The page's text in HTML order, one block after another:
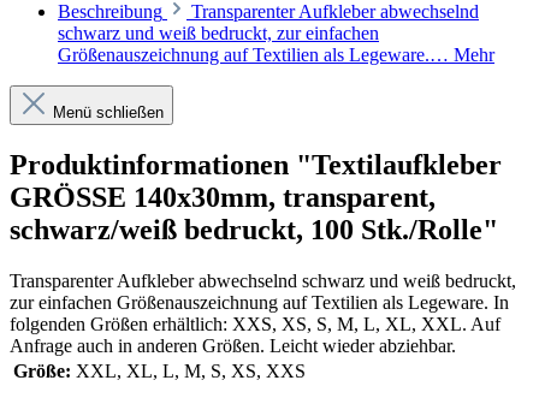
Beschreibung
Transparenter Aufkleber abwechselnd
schwarz und weiß bedruckt, zur einfachen
Größenauszeichnung auf Textilien als Legeware.… Mehr
Menü schließen
Produktinformationen "Textilaufkleber
GRÖSSE 140x30mm, transparent,
schwarz/weiß bedruckt, 100 Stk./Rolle"
Transparenter Aufkleber abwechselnd schwarz und weiß bedruckt,
zur einfachen Größenauszeichnung auf Textilien als Legeware. In
folgenden Größen erhältlich: XXS, XS, S, M, L, XL, XXL. Auf
Anfrage auch in anderen Größen. Leicht wieder abziehbar.
Größe: XXL, XL, L, M, S, XS, XXS